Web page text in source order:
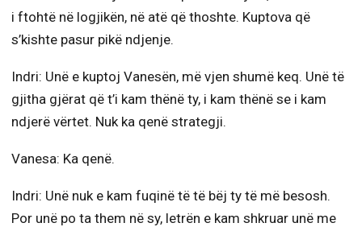
i ftohtë në logjikën, në atë që thoshte. Kuptova që
s’kishte pasur pikë ndjenje.
Indri: Unë e kuptoj Vanesën, më vjen shumë keq. Unë të
gjitha gjërat që t’i kam thënë ty, i kam thënë se i kam
ndjerë vërtet. Nuk ka qenë strategji.
Vanesa: Ka qenë.
Indri: Unë nuk e kam fuqinë të të bëj ty të më besosh.
Por unë po ta them në sy, letrën e kam shkruar unë me